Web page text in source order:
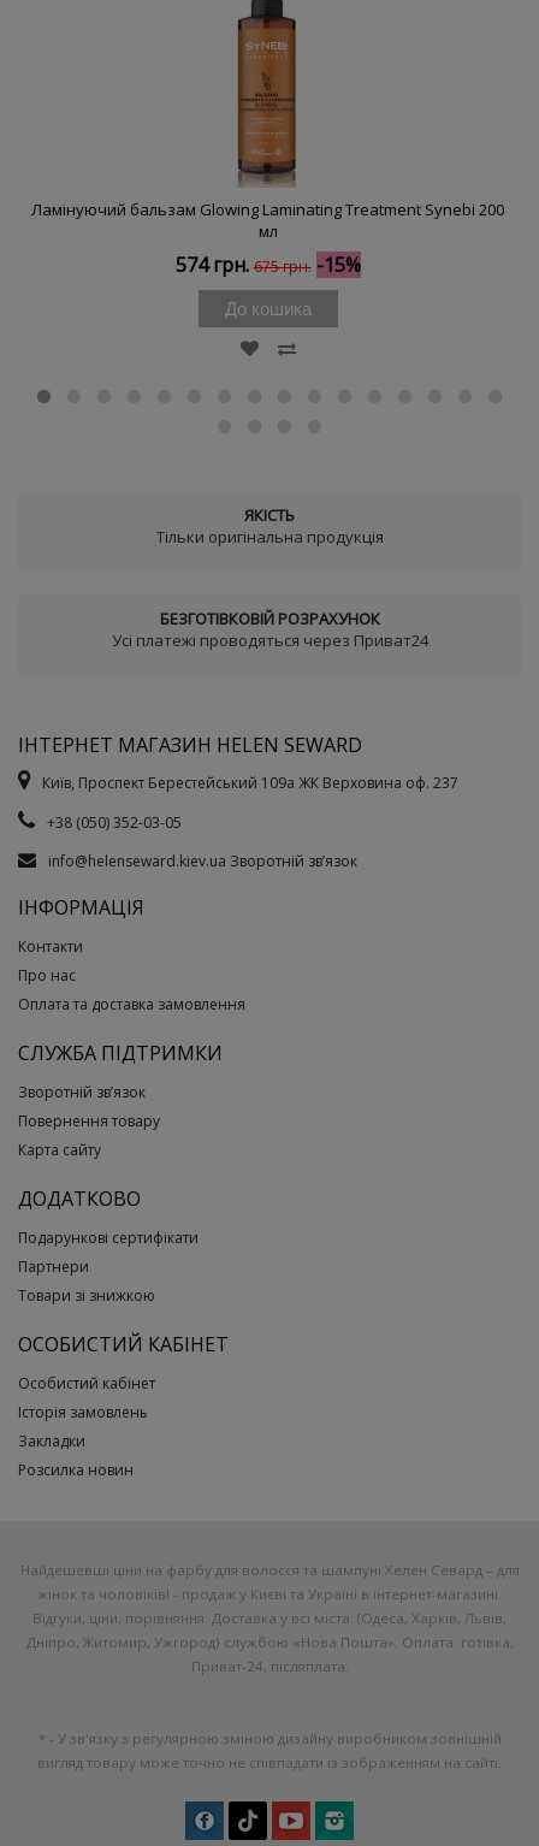
Ламінуючий бальзам Glowing Laminating Treatment Synebi 200
мл
574 грн. 675 грн. -15%
До кошика
ЯКІСТЬ
Тільки оригінальна продукція
БЕЗГОТІВКОВІЙ РОЗРАХУНОК
Усі платежі проводяться через Приват24
ІНТЕРНЕТ МАГАЗИН HELEN SEWARD
Київ, Проспект Берестейський 109а ЖК Верховина оф. 237
+38 (050) 352-03-05
info@helenseward.kiev.ua Зворотній зв’язок
ІНФОРМАЦІЯ
Контакти
Про нас
Оплата та доставка замовлення
СЛУЖБА ПІДТРИМКИ
Зворотній зв’язок
Повернення товару
Карта сайту
ДОДАТКОВО
Подарункові сертифікати
Партнери
Товари зі знижкою
ОСОБИСТИЙ КАБІНЕТ
Особистий кабінет
Історія замовлень
Закладки
Розсилка новин
Найдешевші ціни на фарбу для волосся та шампуні Хелен Севард – для
жінок та чоловіків! - продаж у Києві та Україні в інтернет-магазині.
Відгуки, ціни, порівняння. Доставка у всі міста: (Одеса, Харків, Львів,
Дніпро, Житомир, Ужгород) службою «Нова Пошта». Оплата: готівка,
Приват-24, післяплата.
* - У зв'язку з регулярною зміною дизайну виробником зовнішній
вигляд товару може точно не співпадати із зображенням на сайті.